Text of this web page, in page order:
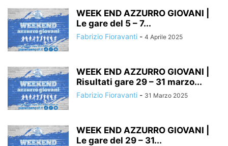
WEEK END AZZURRO GIOVANI |
Le gare del 5 – 7...
Fabrizio Fioravanti - 4 Aprile 2025
WEEK END AZZURRO GIOVANI |
Risultati gare 29 – 31 marzo...
Fabrizio Fioravanti - 31 Marzo 2025
WEEK END AZZURRO GIOVANI |
Le gare del 29 – 31...